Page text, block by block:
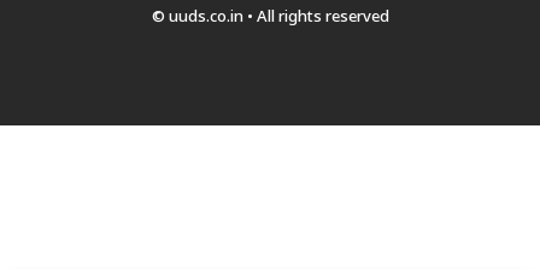
© uuds.co.in • All rights reserved